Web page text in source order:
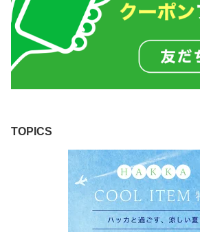
TOPICS